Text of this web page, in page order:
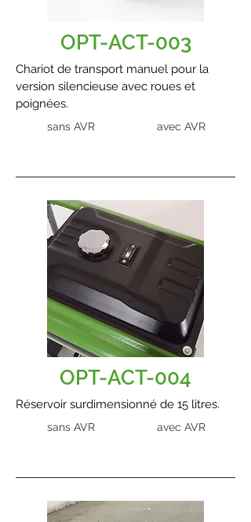
OPT-ACT-003
Chariot de transport manuel pour la
version silencieuse avec roues et
poignées.
sans AVR avec AVR
OPT-ACT-004
Réservoir surdimensionné de 15 litres.
sans AVR avec AVR